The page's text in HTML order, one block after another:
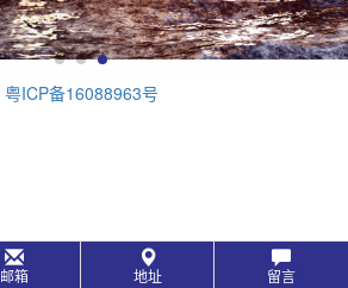
邮箱 地址 留言
粤ICP备16088963号